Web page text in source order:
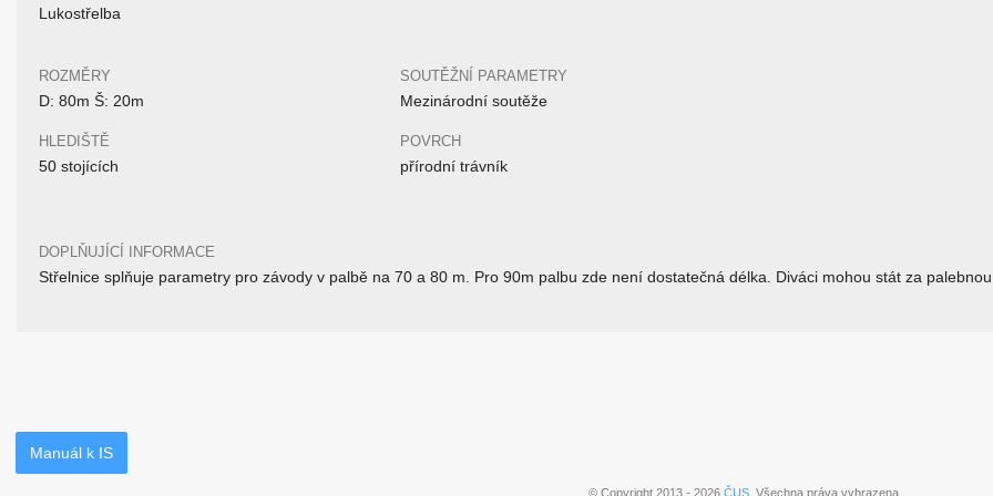
Lukostřelba
ROZMĚRY
D: 80m Š: 20m
HLEDIŠTĚ
50 stojících
SOUTĚŽNÍ PARAMETRY
Mezinárodní soutěže
POVRCH
přírodní trávník
DOPLŇUJÍCÍ INFORMACE
Střelnice splňuje parametry pro závody v palbě na 70 a 80 m. Pro 90m palbu zde není dostatečná délka. Diváci mohou stát za palebnou
Manuál k IS
© Copyright 2013 - 2026 ČUS. Všechna práva vyhrazena.